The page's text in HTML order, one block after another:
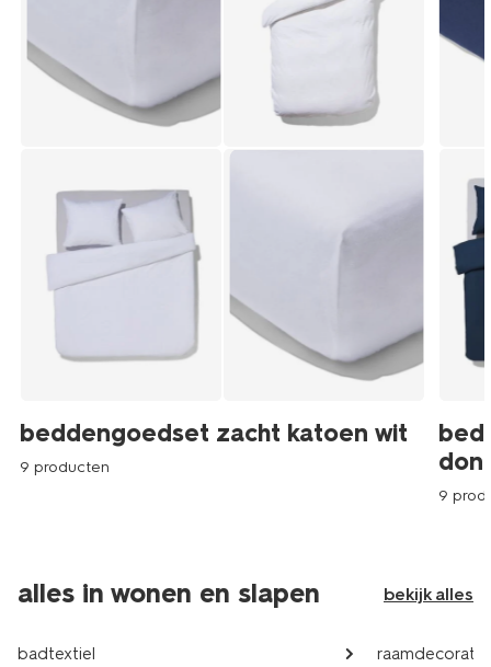
beddengoedset zacht katoen wit
9 producten
9
alles in wonen en slapen bekijk alles
badtextiel raamdecoratie